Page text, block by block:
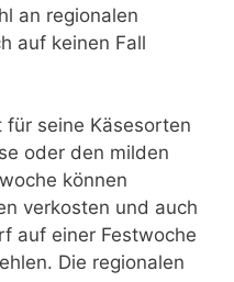
an regionalen
auf keinen Fall
seine Käsesorten
oder den milden
können
verkosten und auch
auf einer Festwoche
Die regionalen